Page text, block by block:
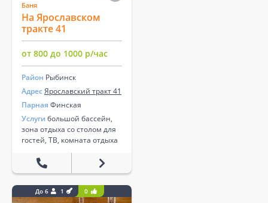
Баня
На Ярославском
тракте 41
от 800 до 1000 р/час
Район Рыбинск
АдресЯрославский тракт 41
Парная Финская
Услуги большой бассейн,
зона отдыха со столом для
гостей, ТВ, комната отдыха
До 6 1 0